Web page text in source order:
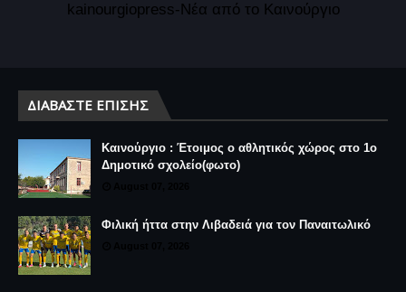
kainourgiopress-Νέα από το Καινούργιο
ΔΙΑΒΆΣΤΕ ΕΠΊΣΗΣ
Καινούργιο : Έτοιμος ο αθλητικός χώρος στο 1ο
Δημοτικό σχολείο(φωτο)
Φιλική ήττα στην Λιβαδειά για τον Παναιτωλικό